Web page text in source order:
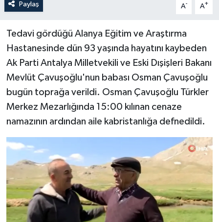
Paylaş A- A+
Tedavi gördüğü Alanya Eğitim ve Araştırma
Hastanesinde dün 93 yaşında hayatını kaybeden
Ak Parti Antalya Milletvekili ve Eski Dışişleri Bakanı
Mevlüt Çavuşoğlu'nun babası Osman Çavuşoğlu
bugün toprağa verildi. Osman Çavuşoğlu Türkler
Merkez Mezarlığında 15:00 kılınan cenaze
namazının ardından aile kabristanlığa defnedildi.
Sağlık
Siyaset
Sosyal medya
Teknoloji
Televizyon
Turizm
Yaşam